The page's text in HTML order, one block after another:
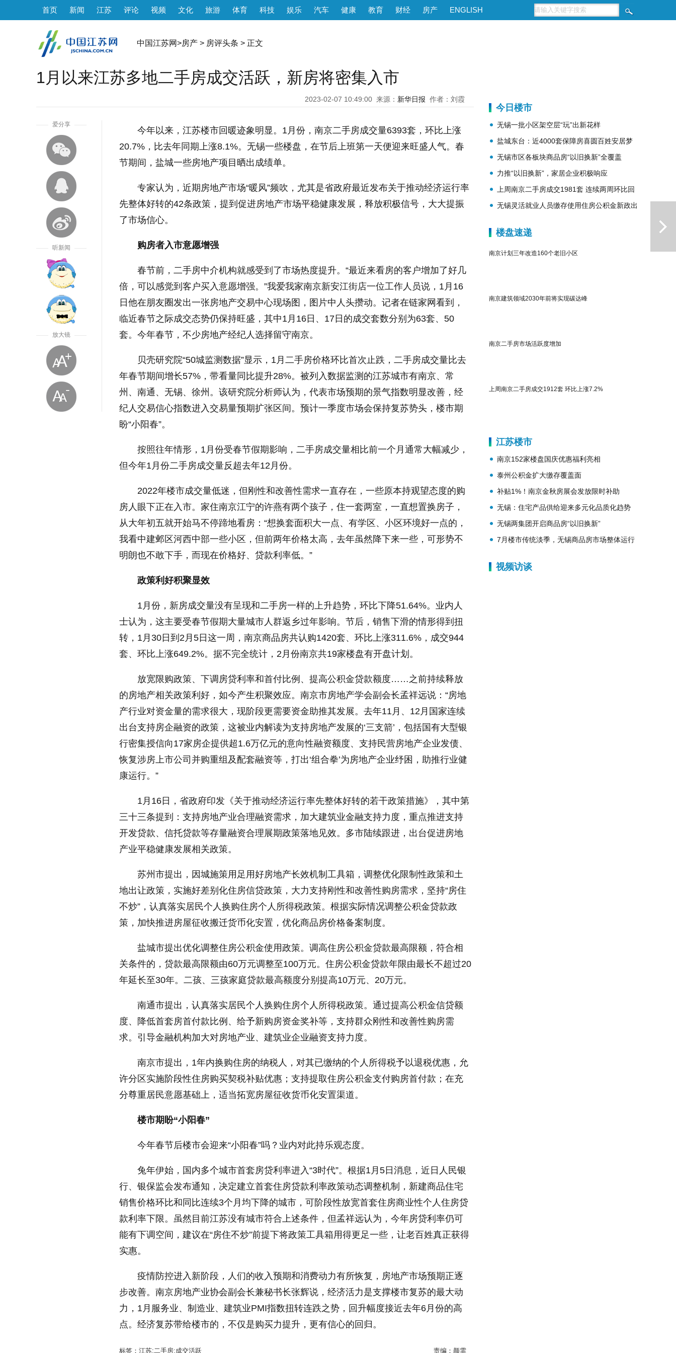
首页 新闻 江苏 评论 视频 文化 旅游 体育 科技 娱乐 汽车 健康 教育 财经 房产 ENGLISH
中国江苏网>房产 > 房评头条 > 正文
1月以来江苏多地二手房成交活跃，新房将密集入市
2023-02-07 10:49:00 来源： 新华日报 作者：刘霞
爱分享
听新闻
放大镜
今年以来，江苏楼市回暖迹象明显。1月份，南京二手房成交量6393套，环比上涨
20.7%，比去年同期上涨8.1%。无锡一些楼盘，在节后上班第一天便迎来旺盛人气。春
节期间，盐城一些房地产项目晒出成绩单。
专家认为，近期房地产市场“暖风”频吹，尤其是省政府最近发布关于推动经济运行率
先整体好转的42条政策，提到促进房地产市场平稳健康发展，释放积极信号，大大提振
了市场信心。
购房者入市意愿增强
春节前，二手房中介机构就感受到了市场热度提升。“最近来看房的客户增加了好几
倍，可以感觉到客户买入意愿增强。”我爱我家南京新安江街店一位工作人员说，1月16
日他在朋友圈发出一张房地产交易中心现场图，图片中人头攒动。记者在链家网看到，
临近春节之际成交态势仍保持旺盛，其中1月16日、17日的成交套数分别为63套、50
套。今年春节，不少房地产经纪人选择留守南京。
贝壳研究院“50城监测数据”显示，1月二手房价格环比首次止跌，二手房成交量比去
年春节期间增长57%，带看量同比提升28%。被列入数据监测的江苏城市有南京、常
州、南通、无锡、徐州。该研究院分析师认为，代表市场预期的景气指数明显改善，经
纪人交易信心指数进入交易量预期扩张区间。预计一季度市场会保持复苏势头，楼市期
盼“小阳春”。
按照往年情形，1月份受春节假期影响，二手房成交量相比前一个月通常大幅减少，
但今年1月份二手房成交量反超去年12月份。
2022年楼市成交量低迷，但刚性和改善性需求一直存在，一些原本持观望态度的购
房人眼下正在入市。家住南京江宁的许燕有两个孩子，住一套两室，一直想置换房子，
从大年初五就开始马不停蹄地看房：“想换套面积大一点、有学区、小区环境好一点的，
我看中建邺区河西中部一些小区，但前两年价格太高，去年虽然降下来一些，可形势不
明朗也不敢下手，而现在价格好、贷款利率低。”
政策利好积聚显效
1月份，新房成交量没有呈现和二手房一样的上升趋势，环比下降51.64%。业内人
士认为，这主要受春节假期大量城市人群返乡过年影响。节后，销售下滑的情形得到扭
转，1月30日到2月5日这一周，南京商品房共认购1420套、环比上涨311.6%，成交944
套、环比上涨649.2%。据不完全统计，2月份南京共19家楼盘有开盘计划。
放宽限购政策、下调房贷利率和首付比例、提高公积金贷款额度……之前持续释放
的房地产相关政策利好，如今产生积聚效应。南京市房地产学会副会长孟祥远说：“房地
产行业对资金量的需求很大，现阶段更需要资金助推其发展。去年11月、12月国家连续
出台支持房企融资的政策，这被业内解读为支持房地产发展的‘三支箭’，包括国有大型银
行密集授信向17家房企提供超1.6万亿元的意向性融资额度、支持民营房地产企业发债、
恢复涉房上市公司并购重组及配套融资等，打出‘组合拳’为房地产企业纾困，助推行业健
康运行。”
1月16日，省政府印发《关于推动经济运行率先整体好转的若干政策措施》，其中第
三十三条提到：支持房地产业合理融资需求，加大建筑业金融支持力度，重点推进支持
开发贷款、信托贷款等存量融资合理展期政策落地见效。多市陆续跟进，出台促进房地
产业平稳健康发展相关政策。
苏州市提出，因城施策用足用好房地产长效机制工具箱，调整优化限制性政策和土
地出让政策，实施好差别化住房信贷政策，大力支持刚性和改善性购房需求，坚持“房住
不炒”，认真落实居民个人换购住房个人所得税政策。根据实际情况调整公积金贷款政
策，加快推进房屋征收搬迁货币化安置，优化商品房价格备案制度。
盐城市提出优化调整住房公积金使用政策。调高住房公积金贷款最高限额，符合相
关条件的，贷款最高限额由60万元调整至100万元。住房公积金贷款年限由最长不超过20
年延长至30年。二孩、三孩家庭贷款最高额度分别提高10万元、20万元。
南通市提出，认真落实居民个人换购住房个人所得税政策。通过提高公积金信贷额
度、降低首套房首付款比例、给予新购房资金奖补等，支持群众刚性和改善性购房需
求。引导金融机构加大对房地产业、建筑业企业融资支持力度。
南京市提出，1年内换购住房的纳税人，对其已缴纳的个人所得税予以退税优惠，允
许分区实施阶段性住房购买契税补贴优惠；支持提取住房公积金支付购房首付款；在充
分尊重居民意愿基础上，适当拓宽房屋征收货币化安置渠道。
楼市期盼“小阳春”
今年春节后楼市会迎来“小阳春”吗？业内对此持乐观态度。
兔年伊始，国内多个城市首套房贷利率进入“3时代”。根据1月5日消息，近日人民银
行、银保监会发布通知，决定建立首套住房贷款利率政策动态调整机制，新建商品住宅
销售价格环比和同比连续3个月均下降的城市，可阶段性放宽首套住房商业性个人住房贷
款利率下限。虽然目前江苏没有城市符合上述条件，但孟祥远认为，今年房贷利率仍可
能有下调空间，建议在“房住不炒”前提下将政策工具箱用得更足一些，让老百姓真正获得
实惠。
疫情防控进入新阶段，人们的收入预期和消费动力有所恢复，房地产市场预期正逐
步改善。南京房地产业协会副会长兼秘书长张辉说，经济活力是支撑楼市复苏的最大动
力，1月服务业、制造业、建筑业PMI指数扭转连跌之势，回升幅度接近去年6月份的高
点。经济复苏带给楼市的，不仅是购买力提升，更有信心的回归。
标签：江苏;二手房;成交活跃 责编：颜霏
今日楼市
无锡一批小区架空层“玩”出新花样
盐城东台：近4000套保障房喜圆百姓安居梦
无锡市区各板块商品房“以旧换新”全覆盖
力推“以旧换新”，家居企业积极响应
上周南京二手房成交1981套 连续两周环比回
升
无锡灵活就业人员缴存使用住房公积金新政出
楼盘速递
南京计划三年改造160个老旧小区
南京建筑领域2030年前将实现碳达峰
南京二手房市场活跃度增加
上周南京二手房成交1912套 环比上涨7.2%
江苏楼市
南京152家楼盘国庆优惠福利亮相
泰州公积金扩大缴存覆盖面
补贴1%！南京金秋房展会发放限时补助
无锡：住宅产品供给迎来多元化品质化趋势
无锡两集团开启商品房“以旧换新”
7月楼市传统淡季，无锡商品房市场整体运行
视频访谈